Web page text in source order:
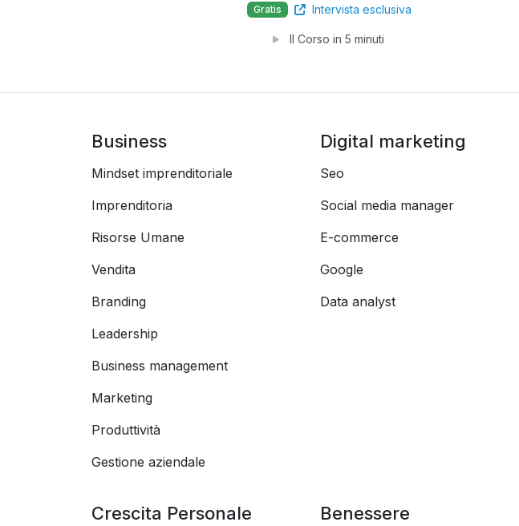
Gratis Intervista esclusiva
Il Corso in 5 minuti
Business
Mindset imprenditoriale
Imprenditoria
Risorse Umane
Vendita
Branding
Leadership
Business management
Marketing
Produttività
Gestione aziendale
Digital marketing
Seo
Social media manager
E-commerce
Google
Data analyst
Crescita Personale Benessere